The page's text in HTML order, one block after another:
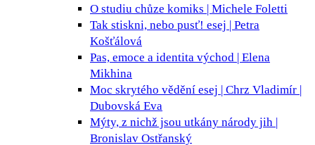
O studiu chůze komiks | Michele Foletti
Tak stiskni, nebo pusť! esej | Petra
Košťálová
Pas, emoce a identita východ | Elena
Mikhina
Moc skrytého vědění esej | Chrz Vladimír |
Dubovská Eva
Mýty, z nichž jsou utkány národy jih |
Bronislav Ostřanský